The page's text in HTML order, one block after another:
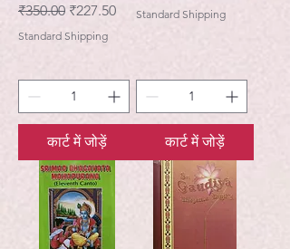
नियमित मूल्य
₹350.00 बिक्री मूल्य
₹227.50
Standard Shipping
कार्ट में जोड़ें
Standard Shipping
कार्ट में जोड़ें